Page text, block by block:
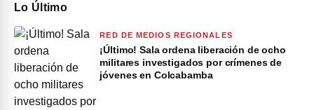
Lo Último
RED DE MEDIOS REGIONALES
¡Último! Sala ordena liberación de ocho
militares investigados por crímenes de
jóvenes en Colcabamba